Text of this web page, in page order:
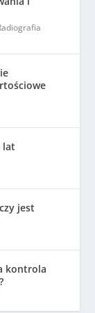
lat
jest
kontrola